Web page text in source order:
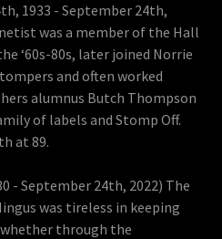
1933 - September 24th,
was a member of the Hall
‘60s-80s, later joined Norrie
and often worked
alumnus Butch Thompson
of labels and Stomp Off.
at 89.
- September 24th, 2022) The
was tireless in keeping
whether through the